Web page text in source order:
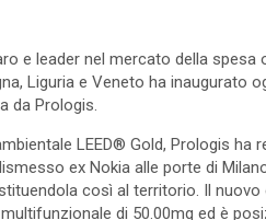
e leader nel mercato della spesa
Liguria e Veneto ha inaugurato
da Prologis.
LEED® Gold, Prologis ha
ex Nokia alle porte di
così al territorio. Il
di 50.00mq ed è